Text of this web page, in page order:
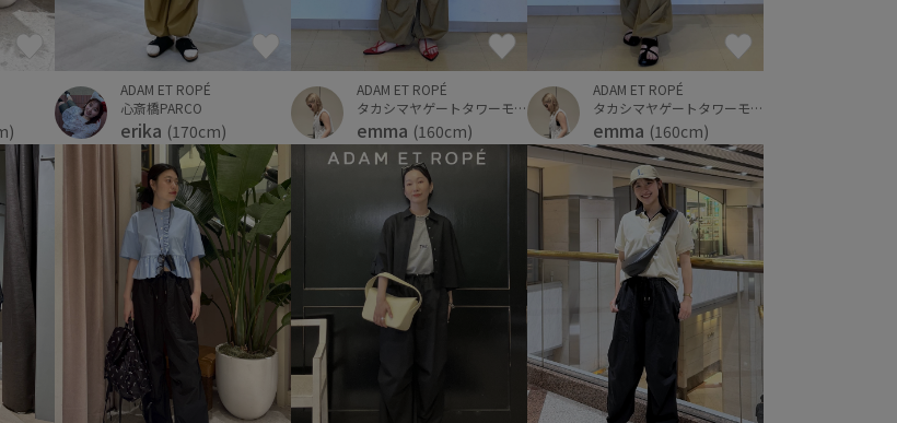
ADAM ET ROPÉ
心斎橋PARCO
erika (170cm)
ADAM ET ROPÉ
タカシマヤゲートタワーモール
emma (160cm)
ADAM ET ROPÉ
タカシマヤゲートタワーモール
emma (160cm)